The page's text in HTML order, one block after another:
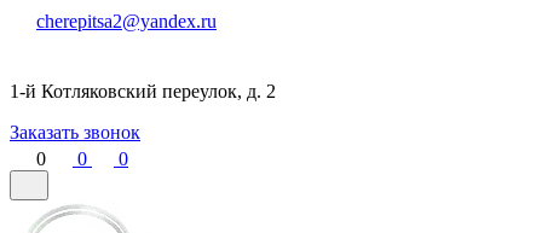
cherepitsa2@yandex.ru
1-й Котляковский переулок, д. 2
Заказать звонок
0
0 0